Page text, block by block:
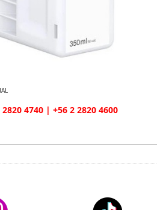
2820 4740 | +56 2 2820 4600